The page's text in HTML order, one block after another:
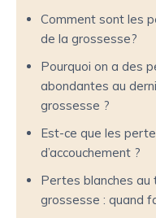
Comment sont les
de la grossesse?
Pourquoi on a des
abondantes au
grossesse ?
Est-ce que les
d’accouchement ?
Pertes blanches
grossesse : quand